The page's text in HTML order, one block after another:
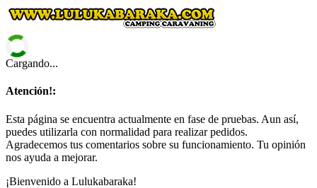
Cargando...
Atención!:
Esta página se encuentra actualmente en fase de pruebas. Aun así,
puedes utilizarla con normalidad para realizar pedidos.
Agradecemos tus comentarios sobre su funcionamiento. Tu opinión
nos ayuda a mejorar.
¡Bienvenido a Lulukabaraka!